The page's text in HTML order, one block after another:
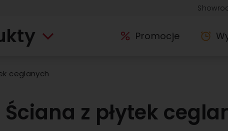
Promocje
ceglanych
Ściana z płytek